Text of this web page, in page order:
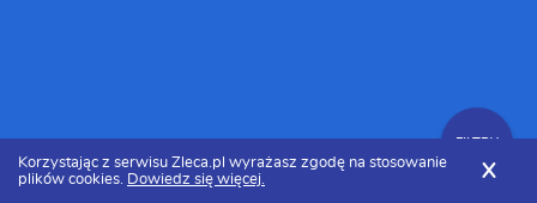
FILTRY
Korzystając z serwisu Zleca.pl wyrażasz zgodę na stosowanie
plików cookies. Dowiedz się więcej. X